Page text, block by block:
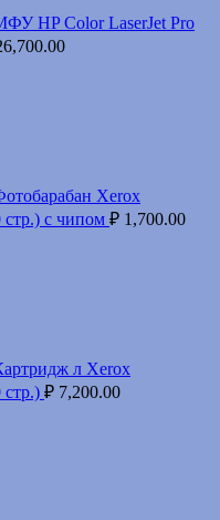
HP Color LaserJet Pro
Xerox
с чипом ₽ 1,700.00
л Xerox
₽ 7,200.00